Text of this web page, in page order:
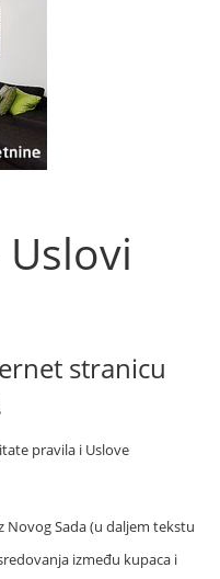
stranicu
pravila i Uslove
Novog Sada (u daljem tekstu
između kupaca i